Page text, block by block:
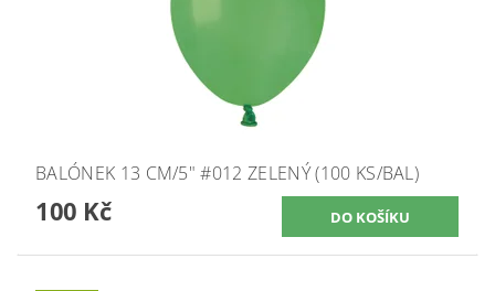
BALÓNEK 13 CM/5" #012 ZELENÝ (100 KS/BAL)
100 Kč